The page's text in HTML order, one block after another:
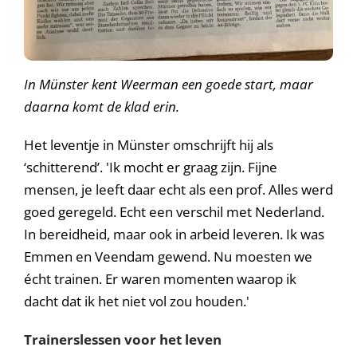
In Münster kent Weerman een goede start, maar
daarna komt de klad erin.
Het leventje in Münster omschrijft hij als
‘schitterend’. 'Ik mocht er graag zijn. Fijne
mensen, je leeft daar echt als een prof. Alles werd
goed geregeld. Echt een verschil met Nederland.
In bereidheid, maar ook in arbeid leveren. Ik was
Emmen en Veendam gewend. Nu moesten we
écht trainen. Er waren momenten waarop ik
dacht dat ik het niet vol zou houden.'
Trainerslessen voor het leven